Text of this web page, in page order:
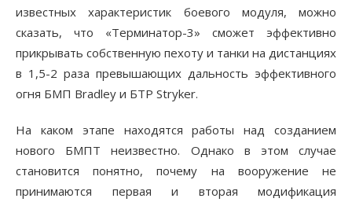
известных характеристик боевого модуля, можно
сказать, что «Терминатор-3» сможет эффективно
прикрывать собственную пехоту и танки на дистанциях
в 1,5-2 раза превышающих дальность эффективного
огня БМП Bradley и БТР Stryker.
На каком этапе находятся работы над созданием
нового БМПТ неизвестно. Однако в этом случае
становится понятно, почему на вооружение не
принимаются первая и вторая модификация